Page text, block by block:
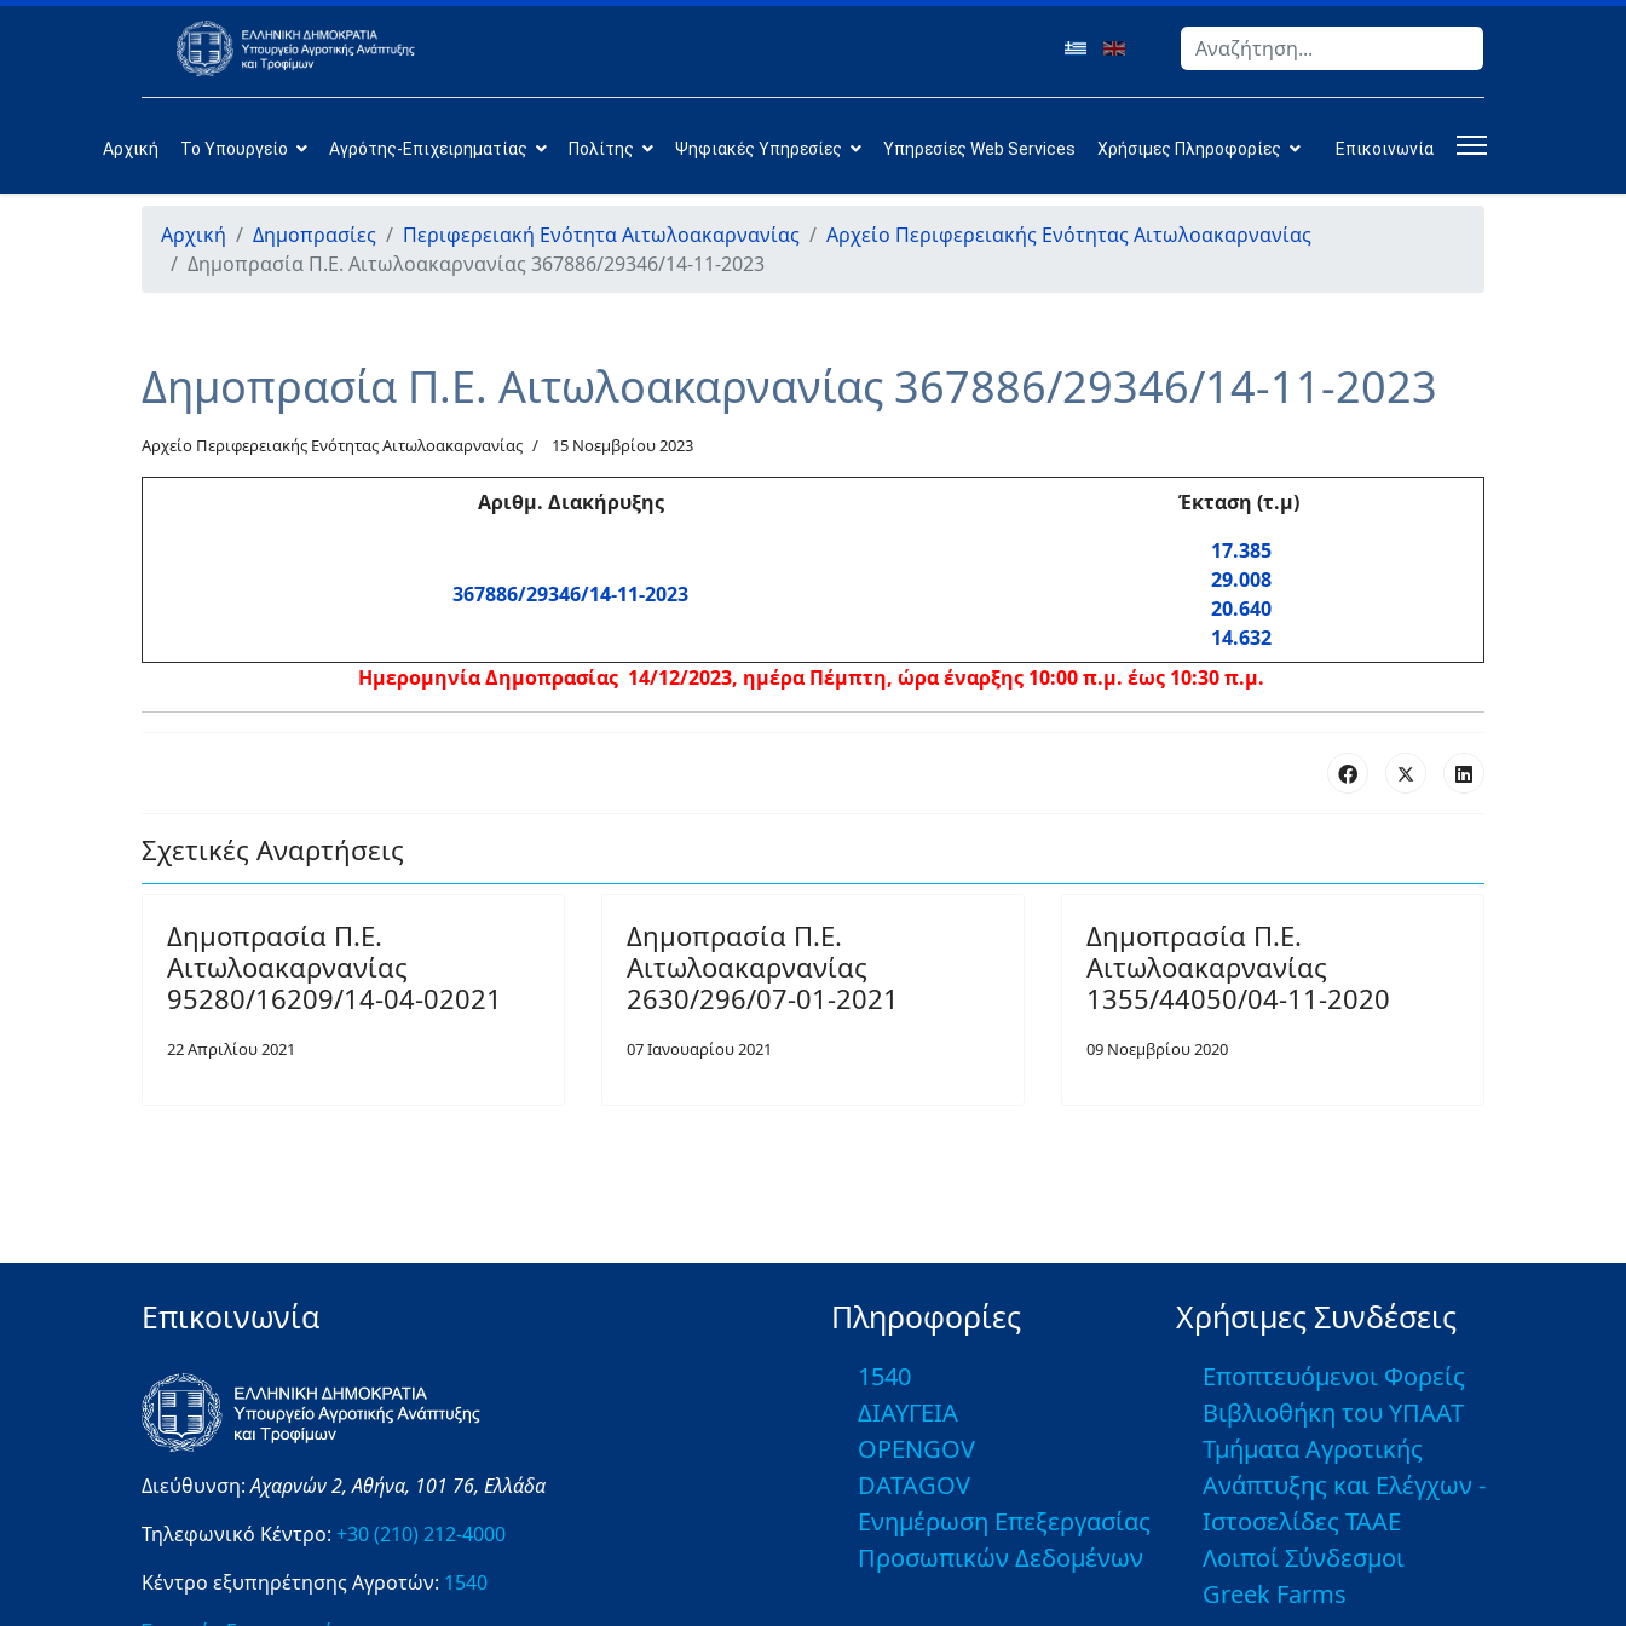
Αναζήτηση
Αρχική Το Υπουργείο Αγρότης-Επιχειρηματίας Πολίτης Ψηφιακές Υπηρεσίες Υπηρεσίες Web Services Χρήσιμες Πληροφορίες Επικοινωνία
Αρχική Δημοπρασίες Περιφερειακή Ενότητα Αιτωλοακαρνανίας
Αρχείο Περιφερειακής Ενότητας Αιτωλοακαρνανίας
Δημοπρασία Π.Ε. Αιτωλοακαρνανίας 367886/29346/14-11-2023
Δημοπρασία Π.Ε. Αιτωλοακαρνανίας 367886/29346/14-11-2023
Αρχείο Περιφερειακής Ενότητας Αιτωλοακαρνανίας 15 Νοεμβρίου 2023
Αριθμ. Διακήρυξης Έκταση (τ.μ)
367886/29346/14-11-2023
17.385
29.008
20.640
14.632
Ημερομηνία Δημοπρασίας 14/12/2023, ημέρα Πέμπτη, ώρα έναρξης 10:00 π.μ. έως 10:30 π.μ.
Σχετικές Αναρτήσεις
Δημοπρασία Π.Ε.
Αιτωλοακαρνανίας
95280/16209/14-04-02021
22 Απριλίου 2021
Δημοπρασία Π.Ε.
Αιτωλοακαρνανίας
2630/296/07-01-2021
07 Ιανουαρίου 2021
Δημοπρασία Π.Ε.
Αιτωλοακαρνανίας
1355/44050/04-11-2020
09 Νοεμβρίου 2020
Επικοινωνία
Διεύθυνση:Αχαρνών 2,Αθήνα, 101 76, Ελλάδα
Τηλεφωνικό Κέντρο: +30 (210) 212-4000
Κέντρο εξυπηρέτησης Αγροτών: 1540
Πληροφορίες
1540
ΔΙΑΥΓΕΙΑ
OPENGOV
DATAGOV
Ενημέρωση Επεξεργασίας
Προσωπικών Δεδομένων
Χρήσιμες Συνδέσεις
Εποπτευόμενοι Φορείς
Βιβλιοθήκη του ΥΠΑΑΤ
Τμήματα Αγροτικής
Ανάπτυξης και Ελέγχων -
Ιστοσελίδες ΤΑΑΕ
Λοιποί Σύνδεσμοι
Greek Farms